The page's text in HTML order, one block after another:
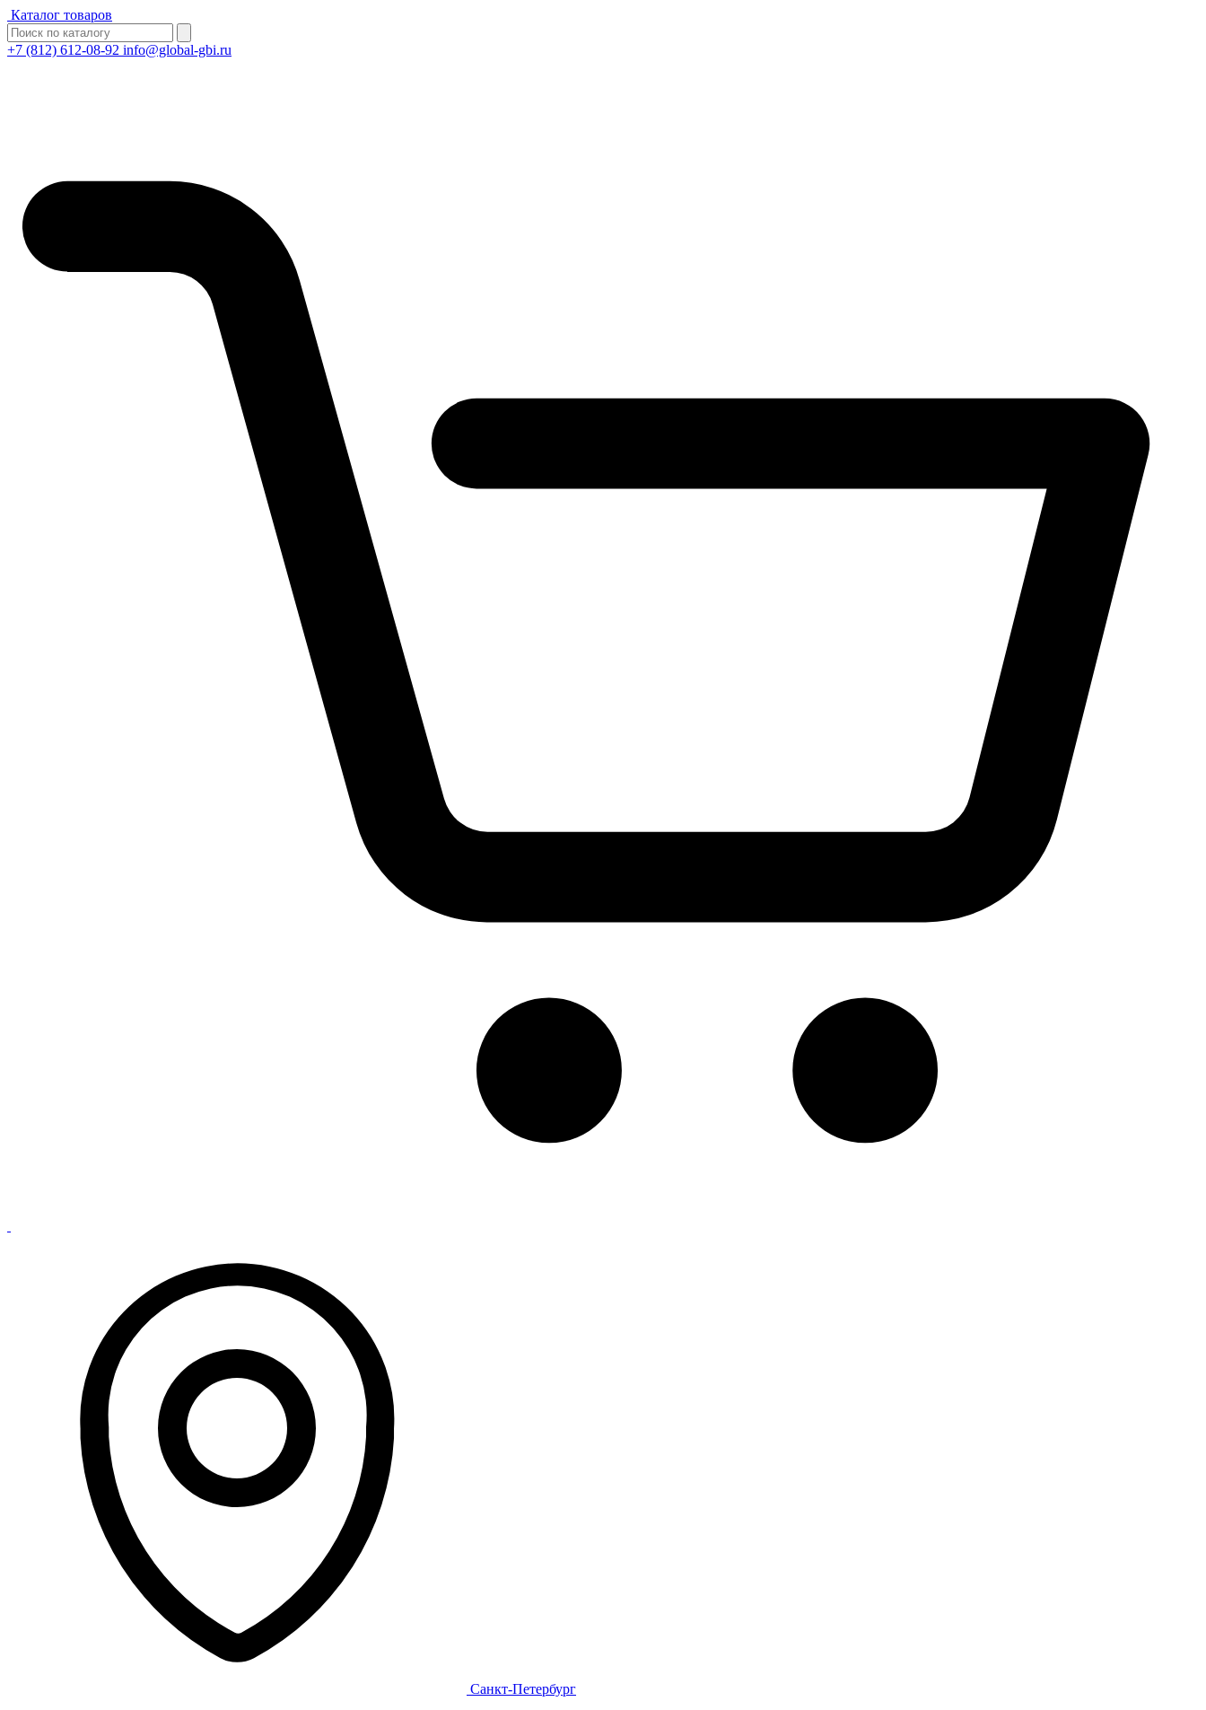
Каталог товаров
+7 (812) 612-08-92 info@global-gbi.ru
Санкт-Петербург